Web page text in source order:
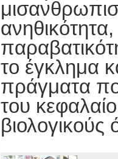
ανηθικότητα,
το έγκλημα
πράγματα
του
βιολογικούς